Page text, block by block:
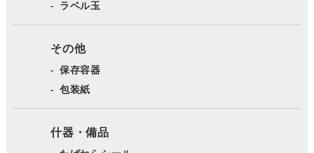
ラベル玉
その他
保存容器
包装紙
什器・備品